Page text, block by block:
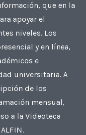
que en la
apoyar el
niveles. Los
y en línea,
e
universitaria. A
de los
mensual,
a la Videoteca